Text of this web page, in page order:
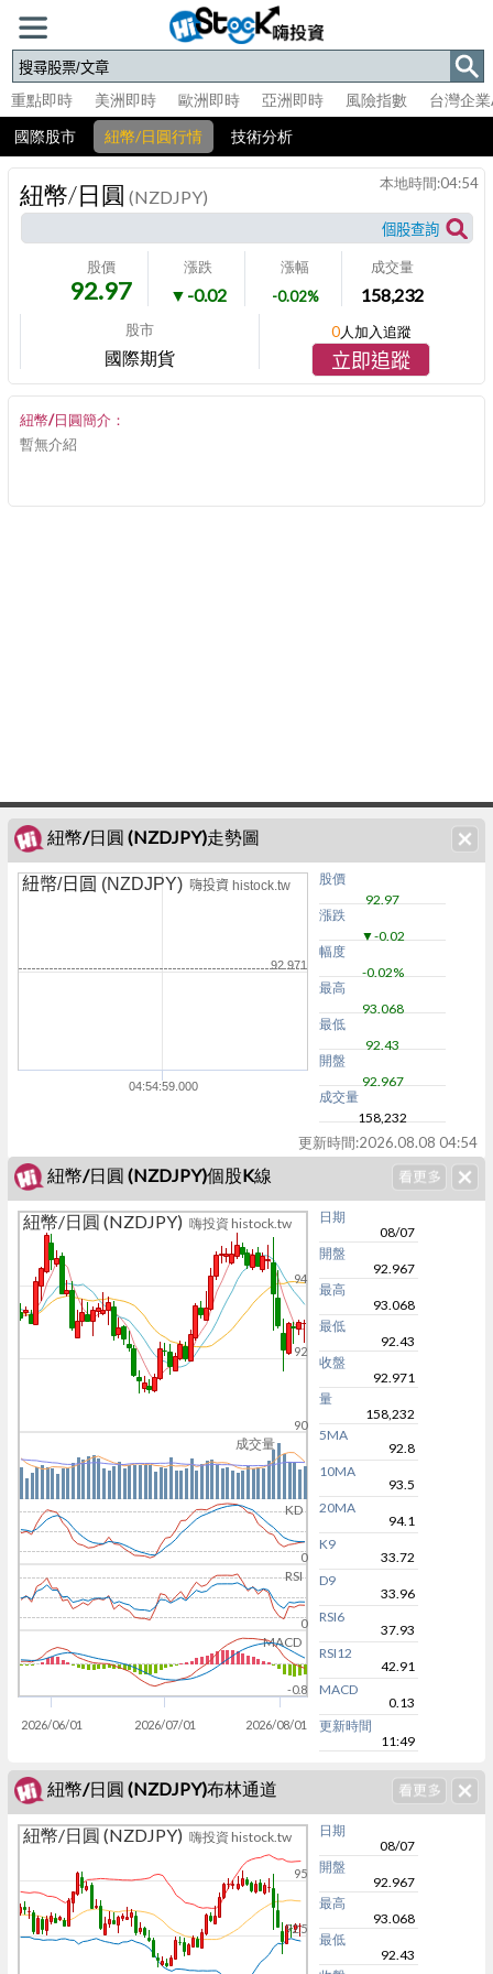
重點即時 美洲即時 歐洲即時 亞洲即時 風險指數
台灣企
國際股市
紐幣/日圓行情 技術分析
紐幣/日圓 (NZDJPY)
股價
92.97
漲跌
▼-0.02
漲幅
-0.02%
成交量
158,232
股市
國際期貨
本地時間:04:54
0人加入追蹤
立即追蹤
紐幣/日圓簡介：
暫無介紹
紐幣/日圓 (NZDJPY)走勢圖
紐幣/日圓 (NZDJPY) 嗨投資 histock.tw
04:54:59.000
92.971
股價
92.97
漲跌
▼-0.02
幅度
-0.02%
最高
93.068
最低
92.43
開盤
92.967
成交量
158,232
更新時間:2026.08.08 04:54
紐幣/日圓 (NZDJPY)個股K線
成交量
KD
RSI
MACD
紐幣/日圓 (NZDJPY) 嗨投資 histock.tw
2026/06/01 2026/07/01 2026/08/01
90
92
94
0
0
-0.8
日期
08/07
開盤
92.967
最高
93.068
最低
92.43
收盤
92.971
量
158,232
5MA
92.8
10MA
93.5
20MA
94.1
K9
33.72
D9
33.96
RSI6
37.93
RSI12
42.91
MACD
0.13
更新時間
11:49
紐幣/日圓 (NZDJPY)布林通道
紐幣/日圓 (NZDJPY) 嗨投資 histock.tw
92.5
95
日期
08/07
開盤
92.967
最高
93.068
最低
92.43